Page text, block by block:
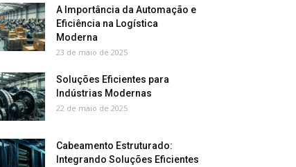
A Importância da Automação e
Eficiência na Logística
Moderna
23 de maio de 2025
Soluções Eficientes para
Indústrias Modernas
22 de maio de 2025
Cabeamento Estruturado:
Integrando Soluções Eficientes